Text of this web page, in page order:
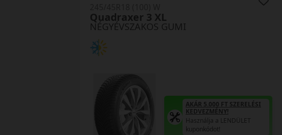
NÉGYÉVSZAKOS GUMI
Quadraxer 3 XL
AKÁR 5.000 FT SZERELÉSI
KEDVEZMÉNY!
Használja a LENDÜLET
kuponkódot!